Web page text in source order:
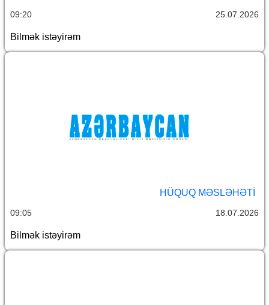
09:20 25.07.2026
Bilmək istəyirəm
HÜQUQ MƏSLƏHƏTI
09:05 18.07.2026
Bilmək istəyirəm